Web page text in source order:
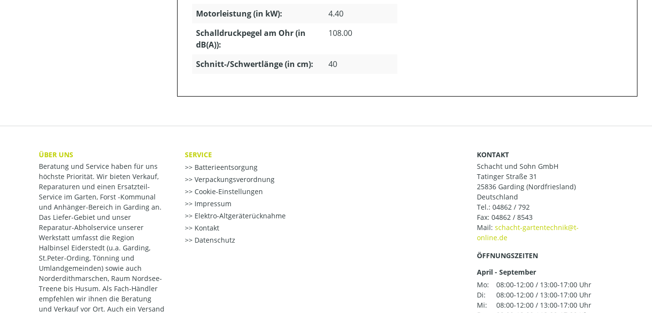
Motorleistung (in kW):
4.40
Schalldruckpegel am Ohr (in
dB(A)):
108.00
Schnitt-/Schwertlänge (in cm): 40
ÜBER UNS
Beratung und Service haben für uns
höchste Priorität. Wir bieten Verkauf,
Reparaturen und einen Ersatzteil-
Service im Garten, Forst -Kommunal
und Anhänger-Bereich in Garding an.
Das Liefer-Gebiet und unser
Reparatur-Abholservice unserer
Werkstatt umfasst die Region
Halbinsel Eiderstedt (u.a. Garding,
St.Peter-Ording, Tönning und
Umlandgemeinden) sowie auch
Norderdithmarschen, Raum Nordsee-
Treene bis Husum. Als Fach-Händler
empfehlen wir ihnen die Beratung
und Verkauf vor Ort. Auch ein Versand
SERVICE
Batterieentsorgung
Verpackungsverordnung
Cookie-Einstellungen
Impressum
Elektro-Altgeräterücknahme
Kontakt
Datenschutz
KONTAKT
Schacht und Sohn GmbH
Tatinger Straße 31
25836 Garding (Nordfriesland)
Deutschland
Tel.: 04862 / 792
Fax: 04862 / 8543
Mail:
ÖFFNUNGSZEITEN
April - September
Mo:
08:00-12:00 / 13:00-17:00 Uhr
Di:
08:00-12:00 / 13:00-17:00 Uhr
Mi:
08:00-12:00 / 13:00-17:00 Uhr